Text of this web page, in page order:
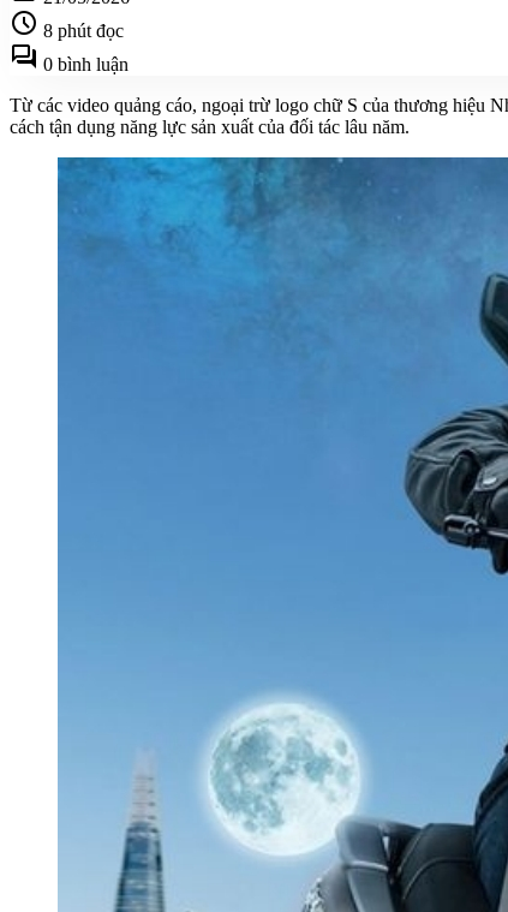
schedule 8 phút đọc
forum 0 bình luận
Từ các video quảng cáo, ngoại trừ logo chữ S của thương hiệu
cách tận dụng năng lực sản xuất của đối tác lâu năm.